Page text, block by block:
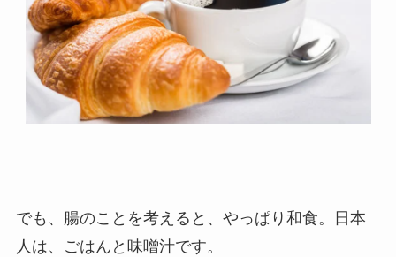
でも、腸のことを考えると、やっぱり和食。日本
人は、
ごはんと味噌汁です。